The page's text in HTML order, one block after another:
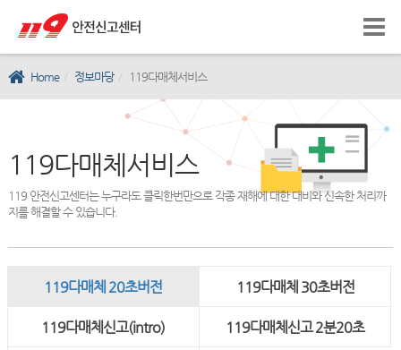
Home 정보마당 119다매체서비스
119다매체서비스
119 안전신고센터는 누구라도 클릭한번만으로 각종 재해에 대한 대비와 신속한 처리까
지를 해결할 수 있습니다.
119다매체 20초버전 119다매체 30초버전
119다매체신고(intro) 119다매체신고 2분20초